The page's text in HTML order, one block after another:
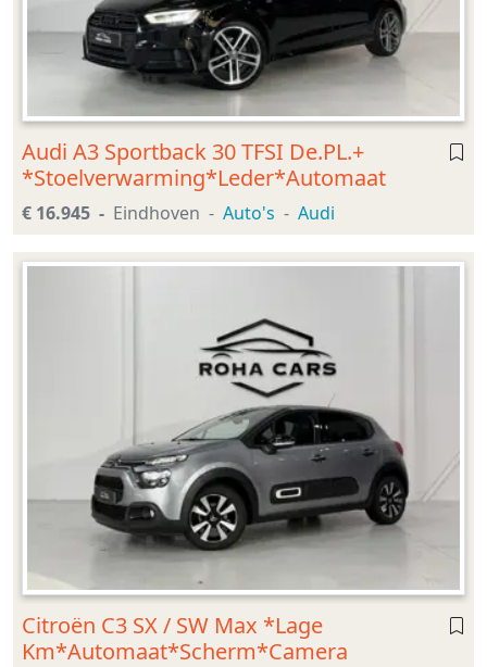
Audi A3 Sportback 30 TFSI De.PL.+
*Stoelverwarming*Leder*Automaat
€ 16.945 Eindhoven Auto's Audi
Citroën C3 SX / SW Max *Lage
Km*Automaat*Scherm*Camera